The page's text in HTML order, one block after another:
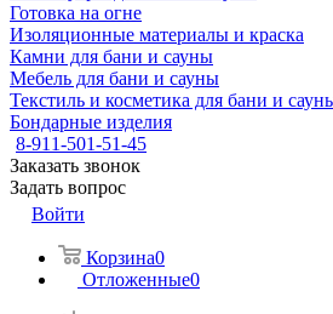
Готовка на огне
Изоляционные материалы и краска
Камни для бани и сауны
Мебель для бани и сауны
Текстиль и косметика для бани и
Бондарные изделия
8-911-501-51-45
Заказать звонок
Задать вопрос
Войти
Корзина0
Отложенные0